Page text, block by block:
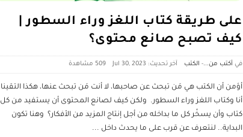
على طريقة كتاب اللغز وراء السطور |
كيف تصبح صانع محتوى؟
‎في أكتب من...- الكتب آخر تحديث: Jul 30, 2023 509 ‎مشاهدة
أؤمن أن الكتب هي مَن تبحث عن صاحبها، لا أنت مَن تبحث عنها، هكذا التقينا
أنا وكتاب اللغز وراء السطور. ولكن كيف لصانع المحتوى أن يستفيد من كل
كتاب وأن يسخّر كل ما بداخله من أجل إنتاج المزيد من الأفكار؟ وهنا تكون
البداية.. لنتعرف عن قرب على ما يحدث داخل ...